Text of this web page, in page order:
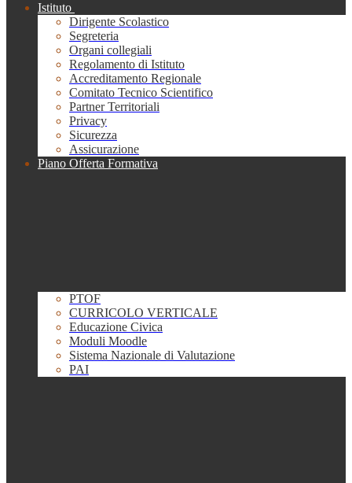
Istituto
Dirigente Scolastico
Segreteria
Organi collegiali
Regolamento di Istituto
Accreditamento Regionale
Comitato Tecnico Scientifico
Partner Territoriali
Privacy
Sicurezza
Assicurazione
Piano Offerta Formativa
PTOF
CURRICOLO VERTICALE
Educazione Civica
Moduli Moodle
Sistema Nazionale di Valutazione
PAI